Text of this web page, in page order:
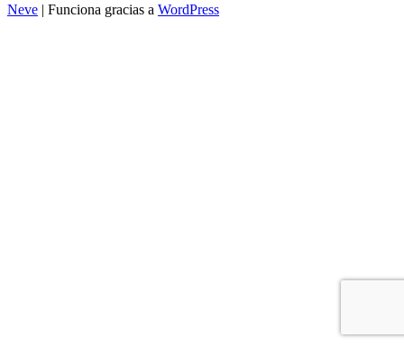
Neve | Funciona gracias a WordPress